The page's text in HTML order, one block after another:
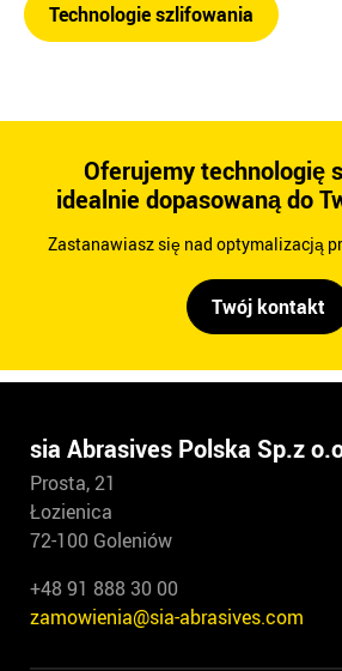
Technologie szlifowania
Oferujemy technologię
idealnie dopasowaną do
Zastanawiasz się nad optymalizacją
Twój kontakt
sia Abrasives Polska Sp.z
Prosta, 21
Łozienica
72-100 Goleniów
+48 91 888 30 00
zamowienia@sia-abrasives.com